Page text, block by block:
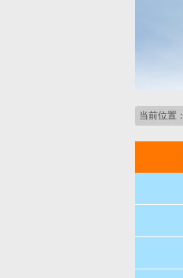
当前位置：